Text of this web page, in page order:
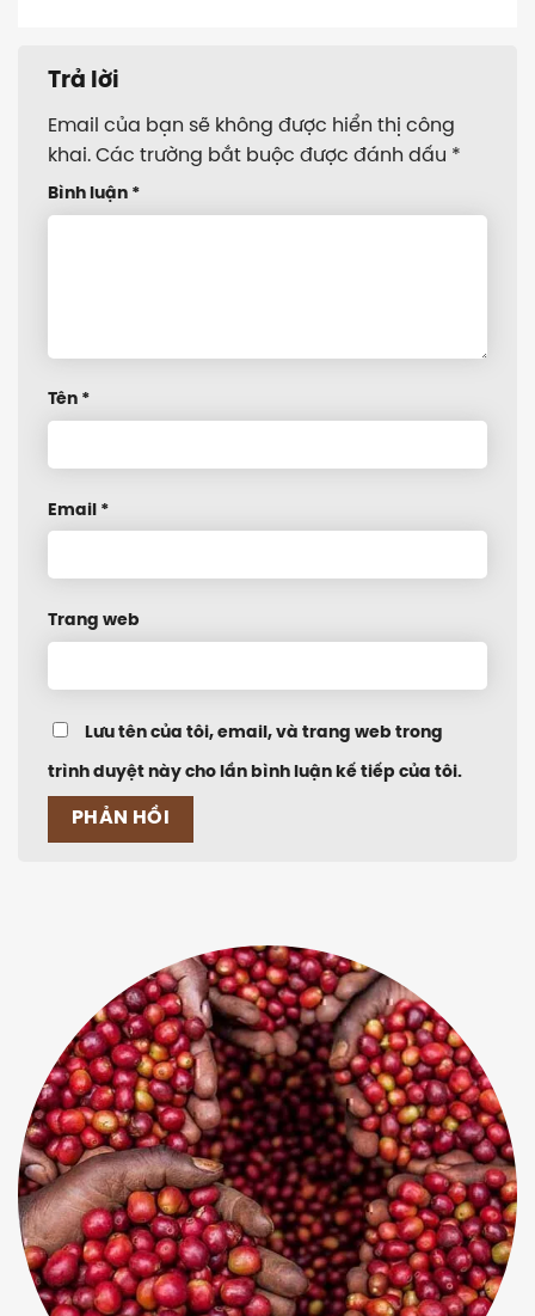
Trả lời
Email của bạn sẽ không được hiển thị công
khai.
Các trường bắt buộc được đánh dấu *
Bình luận
Tên
Lưu tên của tôi, email, và trang web trong
trình duyệt này cho lần bình luận kế tiếp của tôi.